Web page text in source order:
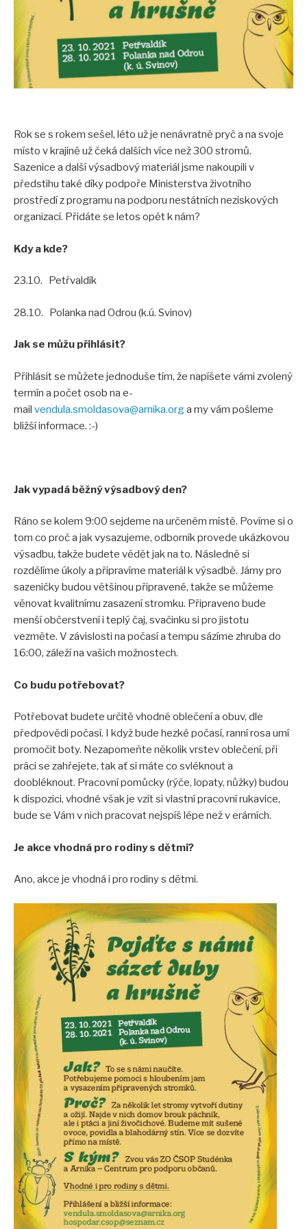
Akce pro veřejnost
Fotogalerie
Video
Ke stažení
Informační materiály
Publikace
Pro školy
Tour de aleje 2023
Rok se s rokem sešel, léto už je nenávratně pryč a na svoje
místo v krajině už čeká dalších více než 300 stromů.
Sazenice a další výsadbový materiál jsme nakoupili v
předstihu také díky podpoře Ministerstva životního
prostředí z programu na podporu nestátních neziskových
organizací. Přidáte se letos opět k nám?
Kdy a kde?
23.10. Petřvaldík
28.10. Polanka nad Odrou (k.ú. Svinov)
Jak se můžu přihlásit?
Přihlásit se můžete jednoduše tím, že napíšete vámi zvolený
termín a počet osob na e-
mail vendula.smoldasova@arnika.orga my vám pošleme
bližší informace. :-)
Jak vypadá běžný výsadbový den?
Ráno se kolem 9:00 sejdeme na určeném místě. Povíme si o
tom co proč a jak vysazujeme, odborník provede ukázkovou
výsadbu, takže budete vědět jak na to. Následně si
rozdělíme úkoly a připravíme materiál k výsadbě. Jámy pro
sazeničky budou většinou připravené, takže se můžeme
věnovat kvalitnímu zasazení stromku. Připraveno bude
menší občerstvení i teplý čaj, svačinku si pro jistotu
vezměte. V závislosti na počasí a tempu sázíme zhruba do
16:00, záleží na vašich možnostech.
Co budu potřebovat?
Potřebovat budete určitě vhodné oblečení a obuv, dle
předpovědi počasí. I když bude hezké počasí, ranní rosa umí
promočit boty. Nezapomeňte několik vrstev oblečení, při
práci se zahřejete, tak ať si máte co svléknout a
doobléknout. Pracovní pomůcky (rýče, lopaty, nůžky) budou
k dispozici, vhodné však je vzít si vlastní pracovní rukavice,
bude se Vám v nich pracovat nejspíš lépe než v erárních.
Je akce vhodná pro rodiny s dětmi?
Ano, akce je vhodná i pro rodiny s dětmi.